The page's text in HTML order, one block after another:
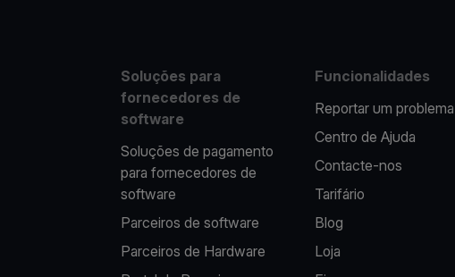
Soluções para
fornecedores de
software
Soluções de pagamento
para fornecedores de
software
Parceiros de software
Parceiros de Hardware
Funcionalidades
Reportar um problema
Centro de Ajuda
Contacte-nos
Tarifário
Blog
Loja